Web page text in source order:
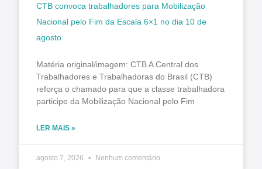
CTB convoca trabalhadores para Mobilização
Nacional pelo Fim da Escala 6×1 no dia 10 de
agosto
Matéria original/imagem: CTB A Central dos
Trabalhadores e Trabalhadoras do Brasil (CTB)
reforça o chamado para que a classe trabalhadora
participe da Mobilização Nacional pelo Fim
LER MAIS »
agosto 7, 2026 Nenhum comentário